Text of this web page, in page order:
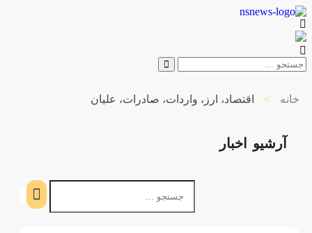
خانه > اقتصاد، ارز، واردات، صادرات، علیان
آرشیو اخبار